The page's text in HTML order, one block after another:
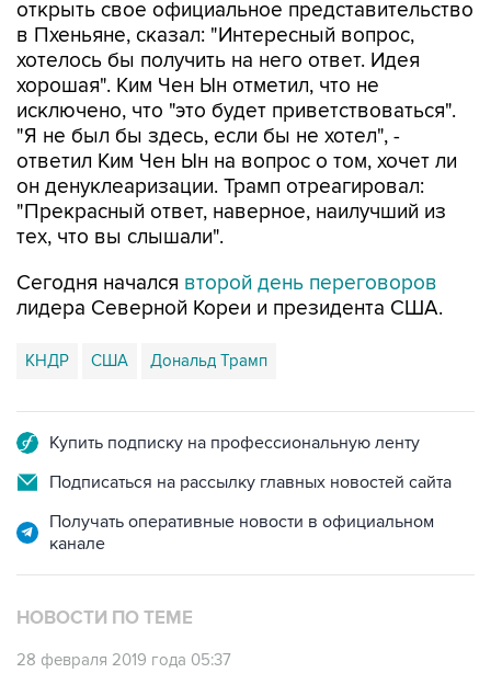
открыть свое официальное представительство
в Пхеньяне, сказал: "Интересный вопрос,
хотелось бы получить на него ответ. Идея
хорошая". Ким Чен Ын отметил, что не
исключено, что "это будет приветствоваться".
"Я не был бы здесь, если бы не хотел", -
ответил Ким Чен Ын на вопрос о том, хочет ли
он денуклеаризации. Трамп отреагировал:
"Прекрасный ответ, наверное, наилучший из
тех, что вы слышали".
Сегодня начался второй день переговоров
лидера Северной Кореи и президента США.
КНДР США Дональд Трамп
Купить подписку на профессиональную ленту
Подписаться на рассылку главных новостей сайта
Получать оперативные новости в официальном
канале
НОВОСТИ ПО ТЕМЕ
28 февраля 2019 года 05:37